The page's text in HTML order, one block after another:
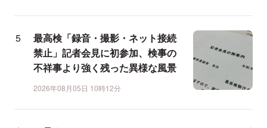
最高検「録音・撮影・ネット接続
禁止」記者会見に初参加、検事の
不祥事より強く残った異様な風景
2026年08月05日 10時12分